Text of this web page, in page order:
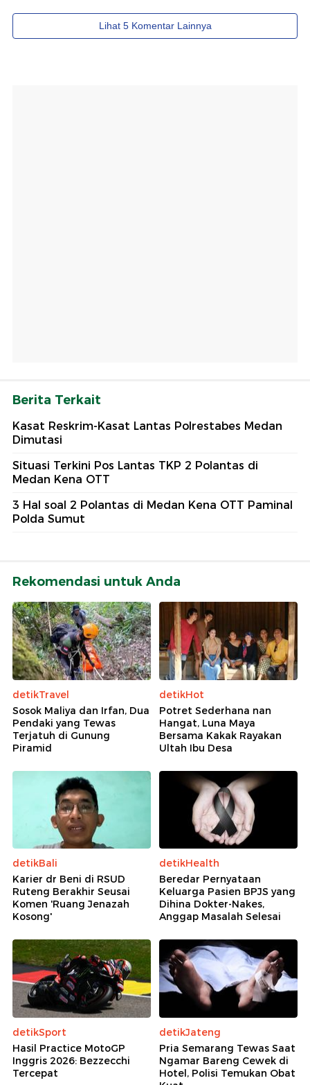
Berita Terkait
Kasat Reskrim-Kasat Lantas Polrestabes Medan
Dimutasi
Situasi Terkini Pos Lantas TKP 2 Polantas di
Medan Kena OTT
3 Hal soal 2 Polantas di Medan Kena OTT Paminal
Polda Sumut
Rekomendasi untuk Anda
detikTravel
Sosok Maliya dan Irfan, Dua
Pendaki yang Tewas
Terjatuh di Gunung
Piramid
detikHot
Potret Sederhana nan
Hangat, Luna Maya
Bersama Kakak Rayakan
Ultah Ibu Desa
detikBali
Karier dr Beni di RSUD
Ruteng Berakhir Seusai
Komen 'Ruang Jenazah
Kosong'
detikHealth
Beredar Pernyataan
Keluarga Pasien BPJS yang
Dihina Dokter-Nakes,
Anggap Masalah Selesai
detikSport
Hasil Practice MotoGP
Inggris 2026: Bezzecchi
Tercepat
detikJateng
Pria Semarang Tewas Saat
Ngamar Bareng Cewek di
Hotel, Polisi Temukan Obat